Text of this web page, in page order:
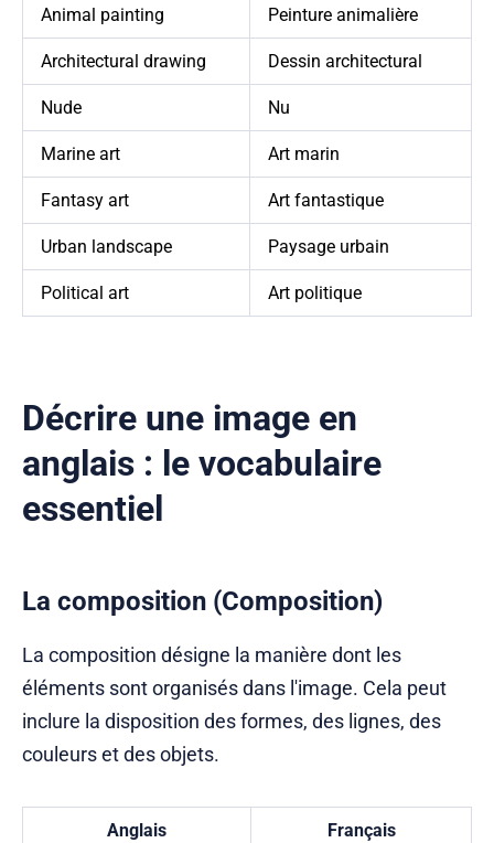
Animal painting Peinture animalière
Architectural drawing Dessin architectural
Nude Nu
Marine art Art marin
Fantasy art Art fantastique
Urban landscape Paysage urbain
Political art Art politique
Décrire une image en
anglais : le vocabulaire
essentiel
La composition (Composition)
La composition désigne la manière dont les
éléments sont organisés dans l'image. Cela peut
inclure la disposition des formes, des lignes, des
couleurs et des objets.
Anglais Français